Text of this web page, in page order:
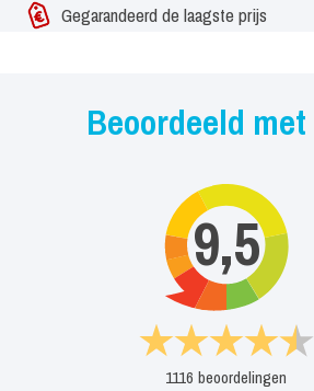
Gegarandeerd de laagste prijs
Beoordeeld met
9,5
1116 beoordelingen